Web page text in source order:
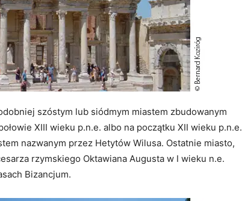
szóstym lub siódmym miastem zbudowanym
XIII wieku p.n.e. albo na początku XII wieku p.n.e.
nazwanym przez Hetytów Wilusa. Ostatnie miasto,
rzymskiego Oktawiana Augusta w I wieku n.e.
Bizancjum.